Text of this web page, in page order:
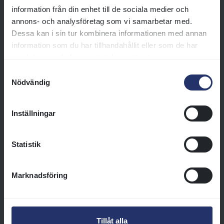
information från din enhet till de sociala medier och
annons- och analysföretag som vi samarbetar med.
Dessa kan i sin tur kombinera informationen med annan
information som du har tillhandahållit eller som de har
Nödvändig
Inställningar
Statistik
Marknadsföring
Tillåt alla
Mat och dryck
Jägersro Galopp. Maten serveras
av Pembert & Co. och våra
under tävlingsdagar. Utbudet
vilken dag det är och här kan du
läsa mer om vad som serveras
Läs mer